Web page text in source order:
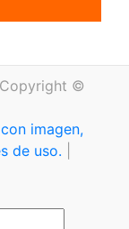
Copyright ©
imagen,
de uso.